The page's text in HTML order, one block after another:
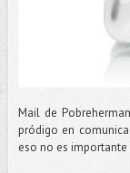
Mail de
pródigo en
eso no es importante